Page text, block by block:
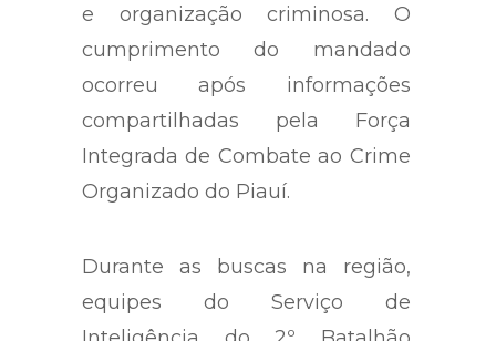
e organização criminosa. O
cumprimento do mandado
ocorreu após informações
compartilhadas pela Força
Integrada de Combate ao Crime
Organizado do Piauí.
Durante as buscas na região,
equipes do Serviço de